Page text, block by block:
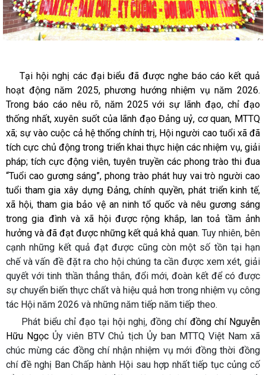
Tại hội nghị các đại biểu đã được nghe báo cáo kết quả
hoạt động năm 2025, phương hướng nhiệm vụ năm 2026.
Trong báo cáo nêu rõ, năm 2025 với sự lãnh đạo, chỉ đạo
thống nhất, xuyên suốt của lãnh đạo Đảng uỷ, cơ quan, MTTQ
xã; sự vào cuộc cả hệ thống chính trị, Hội người cao tuổi xã đã
tích cực chủ động trong triển khai thực hiện các nhiệm vụ, giải
pháp; tích cực động viên, tuyên truyền các phong trào thi đua
“Tuổi cao gương sáng”, phong trào phát huy vai trò người cao
tuổi tham gia xây dựng Đảng, chính quyền, phát triển kinh tế,
xã hội, tham gia bảo vệ an ninh tổ quốc và nêu gương sáng
trong gia đình và xã hội được rộng khắp, lan toả tầm ảnh
hưởng và đã đạt được những kết quả khả quan. Tuy nhiên, bên
cạnh những kết quả đạt được cũng còn một số tồn tại hạn
chế và vấn đề đặt ra cho hội chúng ta cần được xem xét, giải
quyết với tinh thần thẳng thắn, đổi mới, đoàn kết để có được
sự chuyển biến thực chất và hiệu quả hơn trong nhiệm vụ công
tác Hội năm 2026 và những năm tiếp năm tiếp theo.
Phát biểu chỉ đạo tại hội nghị, đồng chí đồng chí Nguyễn
Hữu Ngọc Ủy viên BTV Chủ tịch Ủy ban MTTQ Việt Nam xã
chúc mừng các đồng chí nhận nhiệm vụ mới đồng thời đồng
chí đề nghị Ban Chấp hành Hội sau hợp nhất tiếp tục củng cố